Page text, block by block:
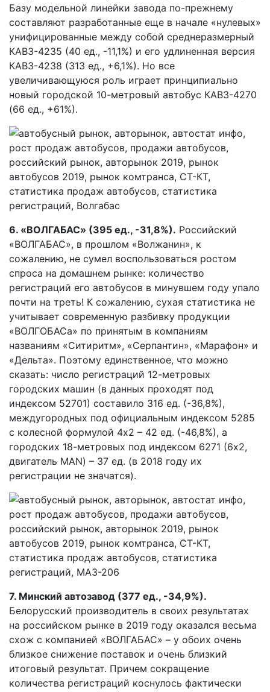
Базу модельной линейки завода по-прежнему
составляют разработанные еще в начале «нулевых»
унифицированные между собой среднеразмерный
КАВЗ-4235 (40 ед., -11,1%) и его удлиненная версия
КАВЗ-4238 (313 ед., +6,1%). Но все
увеличивающуюся роль играет принципиально
новый городской 10-метровый автобус КАВЗ-4270
(66 ед., +61%).
6. «ВОЛГАБАС» (395 ед., -31,8%). Российский
«ВОЛГАБАС», в прошлом «Волжанин», к
сожалению, не сумел воспользоваться ростом
спроса на домашнем рынке: количество
регистраций его автобусов в минувшем году упало
почти на треть! К сожалению, сухая статистика не
учитывает современную разбивку продукции
«ВОЛГОБАСа» по принятым в компаниям
названиям «Ситиритм», «Серпантин», «Марафон» и
«Дельта». Поэтому единственное, что можно
сказать: число регистраций 12-метровых
городских машин (в данных проходят под
индексом 52701) составило 316 ед. (-36,8%),
междугородных под официальным индексом 5285
с колесной формулой 4х2 – 42 ед. (-46,8%), а
городских 18-метровых под индексом 6271 (6х2,
двигатель MAN) – 37 ед. (в 2018 году их
регистрации не значатся).
7. Минский автозавод (377 ед., -34,9%).
Белорусский производитель в своих результатах
на российском рынке в 2019 году оказался весьма
схож с компанией «ВОЛГАБАС» – у обоих очень
близкое снижение поставок и очень близкий
итоговый результат. Причем сокращение
количества регистраций коснулось фактически